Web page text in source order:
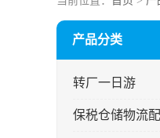
产品分类
转厂一日游
保税仓储物流